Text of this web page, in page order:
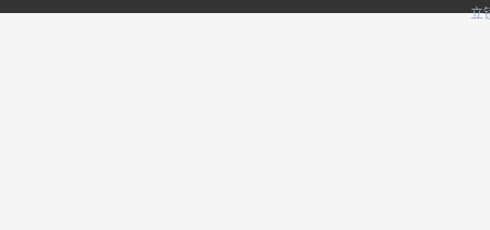
立